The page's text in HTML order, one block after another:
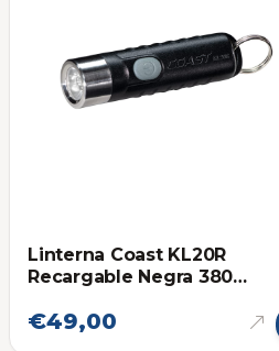
Linterna Coast KL20R
Recargable Negra 380
€49,00